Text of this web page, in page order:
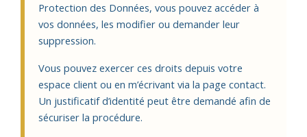
Protection des Données, vous pouvez accéder à
vos données, les modifier ou demander leur
suppression.
Vous pouvez exercer ces droits depuis votre
espace client ou en m’écrivant via la page contact.
Un justificatif d’identité peut être demandé afin de
sécuriser la procédure.